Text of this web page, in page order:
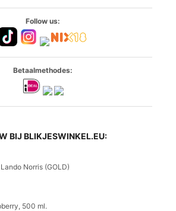
Follow us:
Betaalmethodes:
BIJ BLIKJESWINKEL.EU:
Norris (GOLD)
500 ml.